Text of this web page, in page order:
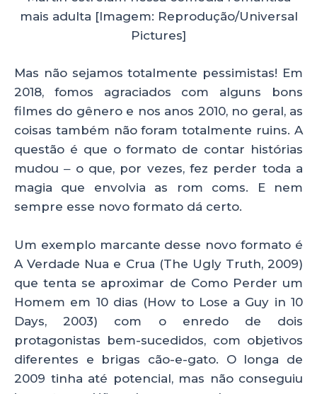
mais adulta [Imagem: Reprodução/Universal
Pictures]
Mas não sejamos totalmente pessimistas! Em
2018, fomos agraciados com alguns bons
filmes do gênero e nos anos 2010, no geral, as
coisas também não foram totalmente ruins. A
questão é que o formato de contar histórias
mudou ‒ o que, por vezes, fez perder toda a
magia que envolvia as rom coms. E nem
sempre esse novo formato dá certo.
Um exemplo marcante desse novo formato é
A Verdade Nua e Crua (The Ugly Truth, 2009)
que tenta se aproximar de Como Perder um
Homem em 10 dias (How to Lose a Guy in 10
Days, 2003) com o enredo de dois
protagonistas bem-sucedidos, com objetivos
diferentes e brigas cão-e-gato. O longa de
2009 tinha até potencial, mas não conseguiu